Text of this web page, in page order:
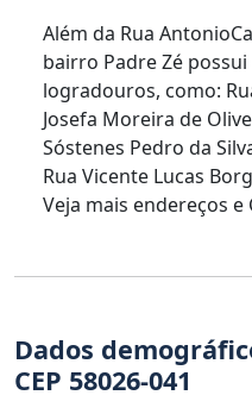
Além da Rua
bairro Padre Zé
logradouros, como:
Josefa Moreira de
Sóstenes Pedro da
Rua Vicente Lucas
Veja mais endereços e
Dados
CEP 58026-041